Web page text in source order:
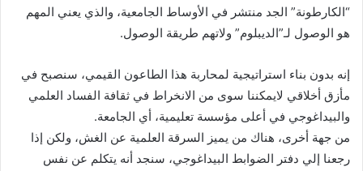
“الكارطونة” الجد منتشر في الأوساط الجامعية، والذي يعني المهم
هو الوصول لـ”الديبلوم” ولاتهم طريقة الوصول.
إنه بدون بناء استراتيجية لمحاربة هذا الطاعون القيمي، سنصبح في
مأزق أخلاقي لايمكننا سوى من الانخراط في ثقافة الفساد العلمي
والبيداغوجي في أعلى مؤسسة تعليمية، أي الجامعة.
من جهة أخرى، هناك من يميز السرقة العلمية عن الغش، ولكن إذا
رجعنا إلي دفتر الضوابط البيداغوجي، سنجد أنه يتكلم عن نفس